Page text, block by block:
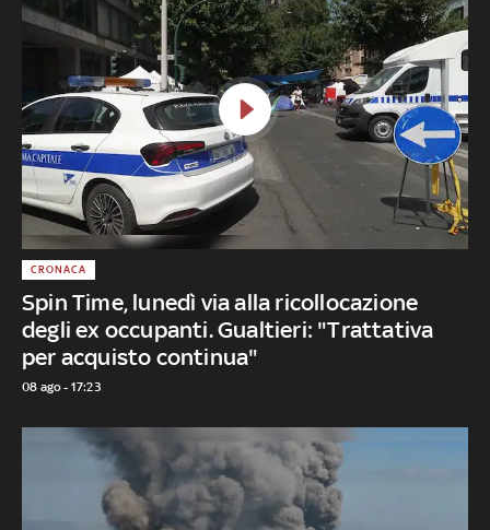
Spin Time, lunedì via alla ricollocazione
degli ex occupanti. Gualtieri: "Trattativa
per acquisto continua"
CRONACA
08 ago - 17:23